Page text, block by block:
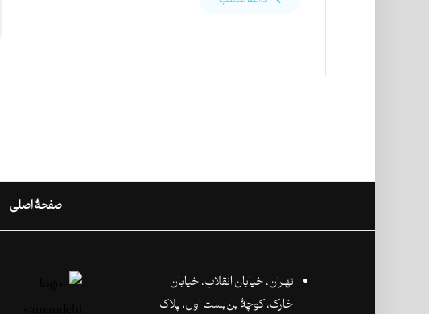
صفحۀ اصلی
تهـران،‌ خیابان انقلاب، خیابان
خارک، کوچۀ بن‌بست اول، پلاک